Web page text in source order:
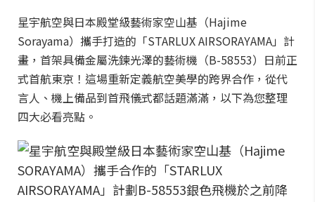
星宇航空與日本殿堂級藝術家空山基（Hajime
Sorayama）攜手打造的「STARLUX AIRSORAYAMA」計
畫，首架具備金屬洗鍊光澤的藝術機（B-58553）日前正
式首航東京！這場重新定義航空美學的跨界合作，從代
言人、機上備品到首飛儀式都話題滿滿，以下為您整理
四大必看亮點。